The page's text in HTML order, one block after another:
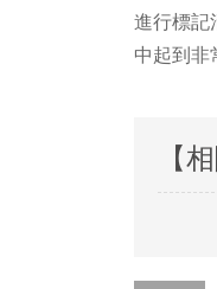
進行標記
中起到非
【